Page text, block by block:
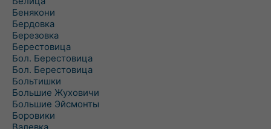
Бенякони
Бердовка
Березовка
Берестовица
Бол. Берестовица
Бол. Берестовица
Больтишки
Большие Жуховичи
Большие Эйсмонты
Боровики